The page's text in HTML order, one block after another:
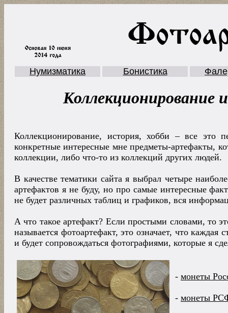
Нумизматика Бонистика
Коллекционирование
Коллекционирование, история, хобби – все
конкретные интересные мне предметы-артефакты,
коллекции, либо что-то из коллекций других людей.
В качестве тематики сайта я выбрал четыре
артефактов я не буду, но про самые интересные
не будет различных таблиц и графиков, вся
А что такое артефакт? Если простыми словами, то
называется фотоартефакт, это означает, что каждая
и будет сопровождаться фотографиями, которые я
- монеты
- монеты